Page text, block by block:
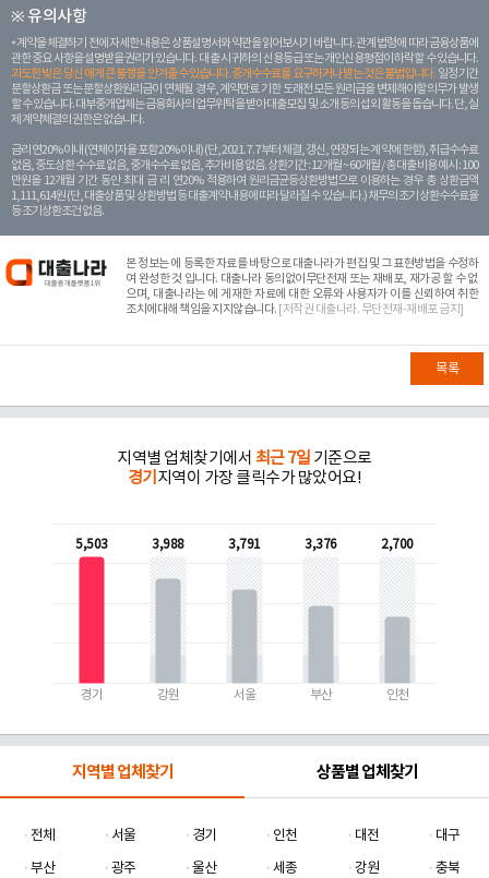
※ 유의사항
계약을 체결하기 전에 자세한 내용은 상품설명서와 약관을 읽어보시기 바랍니다. 관계 법령에 따라 금융상품에
관한 중요 사항을 설명받을 권리가 있습니다. 대 출 시 귀하의 신용등급 또는 개인신용평점이 하락할 수 있습니다.
과도한 빚은 당신 에게 큰 불행을 안겨줄 수 있습니다. 중개수수료를 요구하거나 받는 것은 불법입니다. 일정 기간
분할상환금 또는 분할상환원리금이 연체될 경우, 계약만료 기한 도래전 모든 원리금을 변제해야할 의무가 발생
할 수 있습니다. 대부중개업체는 금융회사의 업무위탁을 받아 대출모집 및 소개 등의 섭외 활동을 돕습니다. 단, 실
제 계약체결의 권한은 없습니다.
금리 연20% 이내 (연체이자율 포함 20% 이내) (단, 2021. 7. 7부터 체결, 갱신, 연장되는 계 약에 한함), 취급수수료
없음, 중도상환 수수료 없음, 중개수수료 없음, 추가비용 없음. 상환기간 : 12개월 ~ 60개월 / 총 대출 비용 예시 : 100
만원을 12개월 기간 동안 최대 금 리 연20% 적용하여 원리금균등상환방법으로 이용하는 경우 총 상환금액
1,111,614원 (단, 대출상품 및 상환방법 등 대출계약 내용에 따라 달라질 수 있습니다.) 채무의 조기 상환수수료율
등 조기상환조건 없음.
본 정보는에 등록한 자료를 바탕으로 대출나라가 편집 및 그 표현방법을 수정하
여 완성한 것 입니다. 대출나라 동의없이무단전재 또는 재배포, 재가공 할 수 없
으며, 대출나라는 에 게재한 자료에 대한 오류와 사용자가 이를 신뢰하여 취한
조치에대해 책임을 지지않습니다. [저작권 대출나라. 무단전재-재배포 금지]
목록
지역별 업체찾기에서 최근 7일 기준으로
경기 지역이 가장 클릭수가 많았어요!
5,503
경기
3,988
강원
3,791
서울
3,376
부산
2,700
인천
지역별 업체찾기 상품별 업체찾기
전체 서울 경기 인천 대전
대구
부산
광주 울산 세종 강원
충북